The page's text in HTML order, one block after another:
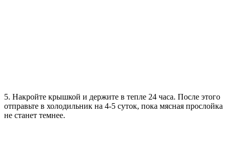
5. Накройте крышкой и держите в тепле 24 часа. После этого
отправьте в холодильник на 4-5 суток, пока мясная прослойка
не станет темнее.